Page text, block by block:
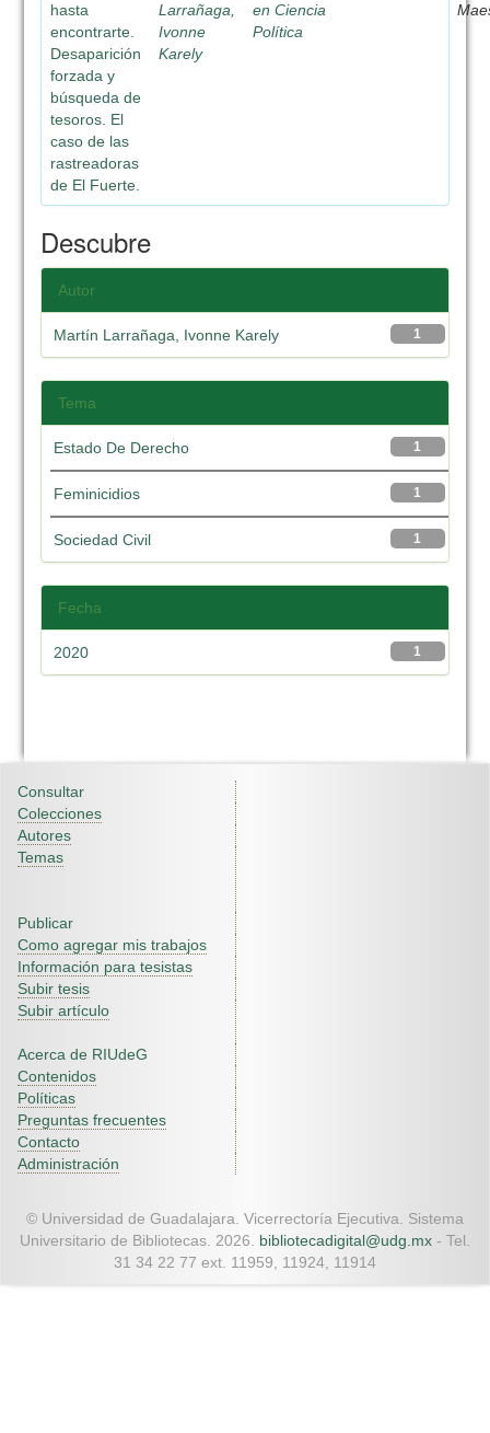
hasta
encontrarte.
Desaparición
forzada y
búsqueda de
tesoros. El
caso de las
rastreadoras
de El Fuerte.
Larrañaga,
Ivonne
Karely
en Ciencia
Política
Descubre
Autor
1
Martín Larrañaga, Ivonne Karely
Tema
1
Estado De Derecho
1
Feminicidios
1
Sociedad Civil
Fecha
1
2020
Consultar
Colecciones
Autores
Temas
Publicar
Como agregar mis trabajos
Información para tesistas
Subir tesis
Subir artículo
Acerca de RIUdeG
Contenidos
Políticas
Preguntas frecuentes
Contacto
Administración
© Universidad de Guadalajara. Vicerrectoría Ejecutiva. Sistema
Universitario de Bibliotecas. 2026. bibliotecadigital@udg.mx - Tel.
31 34 22 77 ext. 11959, 11924, 11914